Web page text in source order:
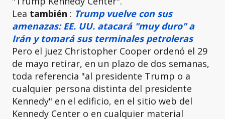
Lea también : Trump vuelve con sus
amenazas: EE. UU. atacará "muy duro" a
Irán y tomará sus terminales petroleras
Pero el juez Christopher Cooper ordenó el 29
de mayo retirar, en un plazo de dos semanas,
toda referencia "al presidente Trump o a
cualquier persona distinta del presidente
Kennedy" en el edificio, en el sitio web del
Kennedy Center o en cualquier material